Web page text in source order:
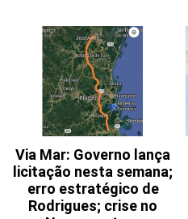
Via Mar: Governo lança
licitação nesta semana;
erro estratégico de
Rodrigues; crise no